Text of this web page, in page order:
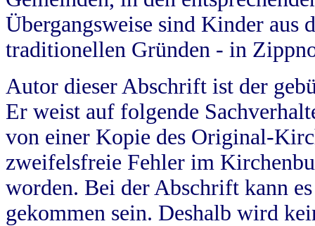
Übergangsweise sind Kinder aus
traditionellen Gründen - in
Autor dieser Abschrift ist der
Er weist auf folgende
von einer Kopie des Original-
zweifelsfreie Fehler im
worden. Bei der Abschrift kann
gekommen sein. Deshalb wird